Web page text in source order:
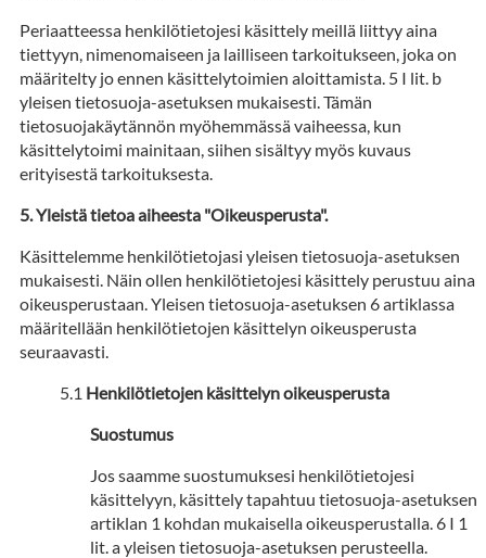
Periaatteessa henkilötietojesi käsittely meillä liittyy aina
tiettyyn, nimenomaiseen ja lailliseen tarkoitukseen, joka on
määritelty jo ennen käsittelytoimien aloittamista. 5 I lit. b
yleisen tietosuoja-asetuksen mukaisesti. Tämän
tietosuojakäytännön myöhemmässä vaiheessa, kun
käsittelytoimi mainitaan, siihen sisältyy myös kuvaus
erityisestä tarkoituksesta.
Yleistä tietoa aiheesta "Oikeusperusta".
Käsittelemme henkilötietojasi yleisen tietosuoja-asetuksen
mukaisesti. Näin ollen henkilötietojesi käsittely perustuu aina
oikeusperustaan. Yleisen tietosuoja-asetuksen 6 artiklassa
määritellään henkilötietojen käsittelyn oikeusperusta
seuraavasti.
Henkilötietojen käsittelyn oikeusperusta
Suostumus
Jos saamme suostumuksesi henkilötietojesi
käsittelyyn, käsittely tapahtuu tietosuoja-asetuksen
artiklan 1 kohdan mukaisella oikeusperustalla. 6 I 1
lit. a yleisen tietosuoja-asetuksen perusteella.